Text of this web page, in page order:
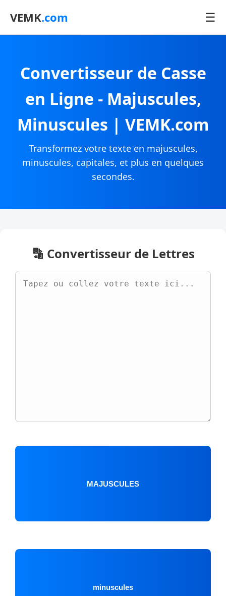
VEMK.com ☰
Convertisseur de Casse
en Ligne - Majuscules,
Minuscules | VEMK.com
Transformez votre texte en majuscules,
minuscules, capitales, et plus en quelques
secondes.
🔡 Convertisseur de Lettres
MAJUSCULES
minuscules